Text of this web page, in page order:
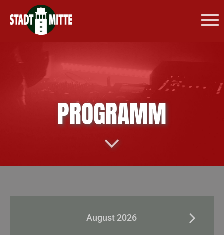
PROGRAMM
August 2026